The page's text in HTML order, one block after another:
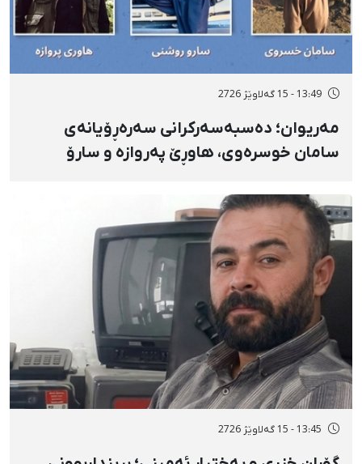
13:49 - 15 گەلاوێژ 2726
مەریوان؛ دەسبەسەرکرانی سەرەڕۆیانەی
سامان خوسرەوی، هاوڕێ پەروازە و سارۆ
گواستنەوەیان بۆ شوێنێکی نادیار
13:45 - 15 گەلاوێژ 2726